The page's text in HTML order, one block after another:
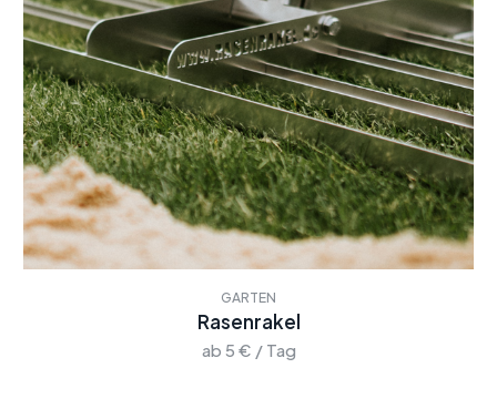
GARTEN
Rasenrakel
ab 5 € / Tag